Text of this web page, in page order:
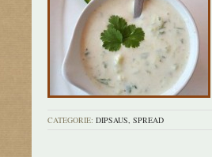
CATEGORIE: DIPSAUS, SPREAD